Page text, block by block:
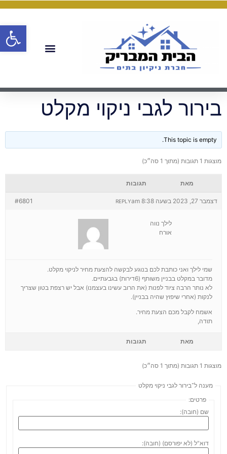
בירור לגבי ניקוי מקלט
This topic is empty.
מוצגות 1 תגובות (מתוך 1 סה״כ)
מאת תגובות
דצמבר 27, 2023 בשעה 8:38 am #6801 REPLY
לילך נווה
אורח
שמי לילך ואני כותבת לכם בנוגע לבקשה להצעת מחיר לניקוי מקלט.
מדובר במקלט בבניין משותף (6דירות) בגבעתיים.
לא נותר הרבה ציוד לפנות (את הרוב עשינו בעצמנו) אבל יש רצפת בטון שצריך
לנקות (אחרי שיפוץ שהיה בבניין).
אשמח לקבל מכם הצעת מחיר.
תודה,
מאת תגובות
מוצגות 1 תגובות (מתוך 1 סה״כ)
מענה ל־בירור לגבי ניקוי מקלט
פרטים:
שם (חובה):
דוא"ל (לא יפורסם) (חובה):